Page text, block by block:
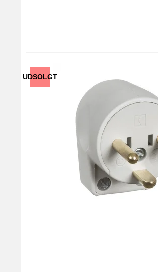
UDSOLGT